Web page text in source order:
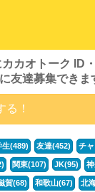
カオトーク ID
友達募集できま
る！
生(489) 友達(452) チ
関東(107) JK(95)
賀(68) 和歌山(67) 北